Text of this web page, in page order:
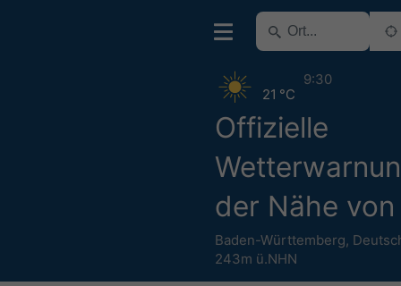
Offizielle
der Nähe
Baden-Württemberg,
243m ü.NHN
21 °C
9:30